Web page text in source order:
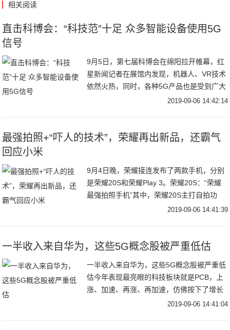
相关阅读
直击科博会：“科技范”十足 众多智能设备使用5G
信号
9月5日，第七届科博会在绵阳拉开帷幕，红
星新闻记者在展馆内发现，机器人、VR技术
依然火热，同时，各种5G产品也是受到广大
观众的喜爱。5日下午，在成都馆的教育编程
2019-09-06 14:42:14
最强拍照+“吓人的技术”，荣耀再出新品，还霸气
回应小米
9月4日晚，荣耀接连发布了两款手机，分别
是荣耀20S和荣耀Play 3。荣耀20S：“荣耀
最强拍照手机”其中，荣耀20S主打自拍功
能，继续瞄准年轻人市场。比如针对Vlog进
2019-09-06 14:41:39
一半收入来自华为，这些5G概念股被严重低估
一半收入来自华为，这些5G概念股被严重低
估今年表现最亮眼的科技板块就是PCB，上
涨、加速、再涨、再加速，仿佛按下了增长
开关。PCB表现强势的核心原因有两点：第
2019-09-06 14:41:04